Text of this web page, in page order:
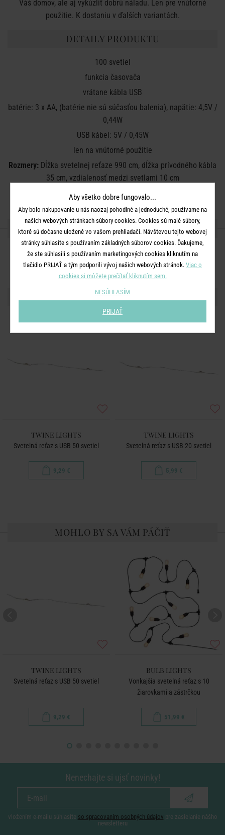
Váš domov, ale aj vykúzliť dobrú náladu. Len pre vnútorné
použitie. K dostaniu v ďalších variantách.
DETAILY PRODUKTU
100 svetiel
funkcia časovača
vrátane kábla USB
batérie: 3 x AA, (batérie nie sú súčasťou balenia), napätie: 4,5V /
0,44W
USB kábel: 5V / 0,45W
len na vnútorné použitie
Rozmery: Dĺžka svetelnej reťaze 990 cm, dĺžka prívodného kábla
35 cm, vzdialenosť medzi svetlami 10 cm
Materiál:PVC, umelá hmota, meď
ZDIEĽAJTE S PRIATEĽMI
ĎALŠIE PRODUKTY ZO SÉRIE
TWINE LIGHTS
Svetelná reťaz s USB 50 svetiel
9,29 €
TWINE LIGHTS
Svetelná reťaz s USB 20 svetiel
5,99 €
MOHLO BY SA VÁM PÁČIŤ
TWINE LIGHTS
Svetelná reťaz s USB 50 svetiel
9,29 €
BULB LIGHTS
Vonkajšia svetelná reťaz s 10
žiarovkami a zástrčkou
51,99 €
Nenechajte si ujsť novinky!
vložením e-mailu súhlasíte so spracovaním osobných údajov pre zasielanie nášho
newsletteru
Aby všetko dobre fungovalo...
Aby bolo nakupovanie u nás naozaj pohodlné a jednoduché, používame na
našich webových stránkach súbory cookies. Cookies sú malé súbory,
ktoré sú dočasne uložené vo vašom prehliadači. Návštevou tejto webovej
stránky súhlasíte s používaním základných súborov cookies. Ďakujeme,
že ste súhlasili s používaním marketingových cookies kliknutím na
tlačidlo PRIJAŤ a tým podporili vývoj našich webových stránok. Viac o
cookies si môžete prečítať kliknutím sem.
NESÚHLASÍM
PRIJAŤ